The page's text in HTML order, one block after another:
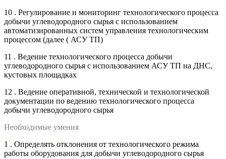
10 . Регулирование и мониторинг технологического процесса
добычи углеводородного сырья с использованием
автоматизированных систем управления технологическим
процессом (далее ( АСУ ТП)
11 . Ведение технологического процесса добычи
углеводородного сырья с использованием АСУ ТП на ДНС,
кустовых площадках
12 . Ведение оперативной, технической и технологической
документации по ведению технологического процесса
добычи углеводородного сырья
Необходимые умения
1 . Определять отклонения от технологического режима
работы оборудования для добычи углеводородного сырья